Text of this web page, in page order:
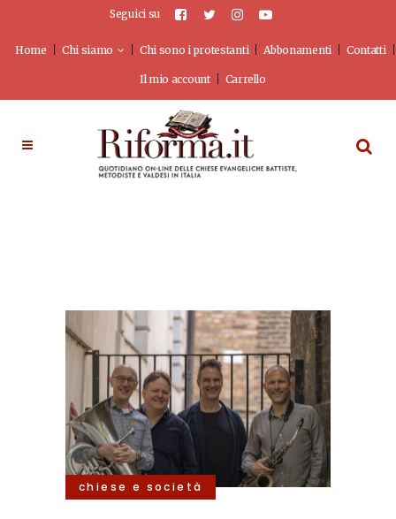
Seguici su
Home Chi siamo Chi sono i protestanti Abbonamenti Contatti
Il mio account Carrello
chiese e società